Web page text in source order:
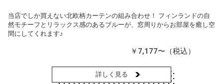
当店でしか買えない北欧柄カーテンの組み合わせ！ フィンランドの自
然モチーフとリラックス感のあるブルーが、窓周りからお部屋を癒し空
間にしてくれます♪
￥7,177〜（税込）
詳しく見る